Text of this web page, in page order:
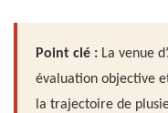
Point clé : La venue
évaluation objective
la trajectoire de